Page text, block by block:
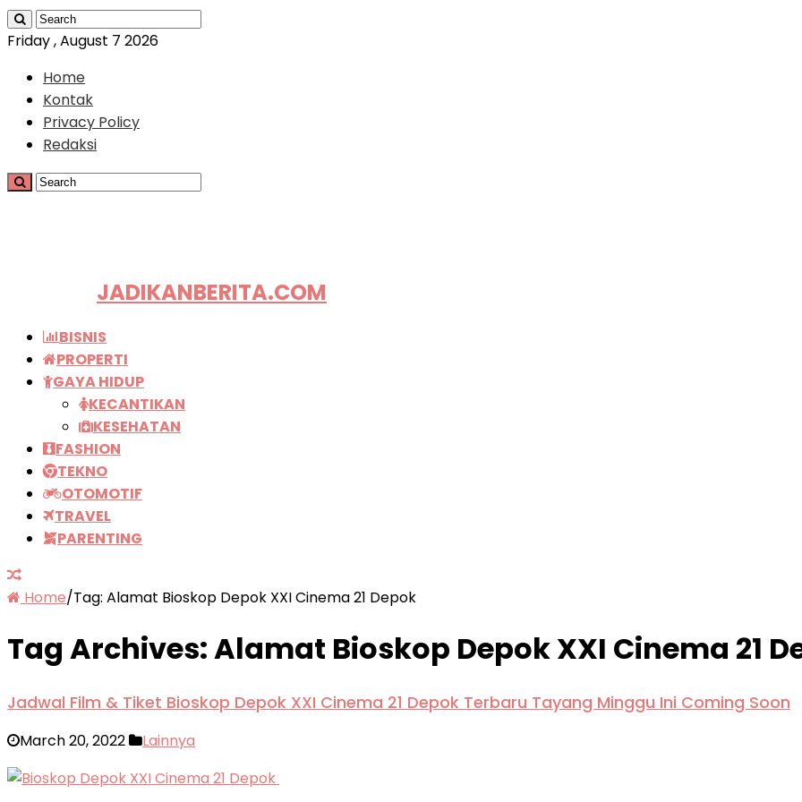
Friday , August 7 2026
Home
Kontak
Privacy Policy
Redaksi
JADIKANBERITA.COM
BISNIS
PROPERTI
GAYA HIDUP
KECANTIKAN
KESEHATAN
FASHION
TEKNO
OTOMOTIF
TRAVEL
PARENTING
Home/Tag: Alamat Bioskop Depok XXI Cinema 21 Depok
Tag Archives:Alamat Bioskop Depok XXI Cinema 21
Jadwal Film & Tiket Bioskop Depok XXI Cinema 21 Depok Terbaru Tayang Minggu Ini Coming Soon
March 20, 2022 Lainnya